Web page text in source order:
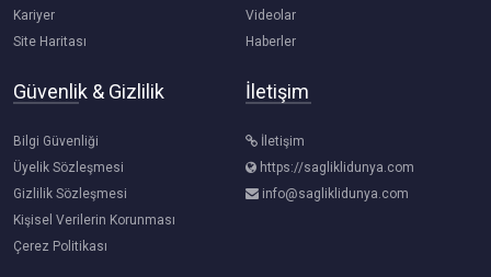
Kariyer
Site Haritası
Videolar
Haberler
Güvenlik & Gizlilik
Bilgi Güvenliği
Üyelik Sözleşmesi
Gizlilik Sözleşmesi
Kişisel Verilerin Korunması
Çerez Politikası
İletişim
İletişim
https://sagliklidunya.com
info@sagliklidunya.com